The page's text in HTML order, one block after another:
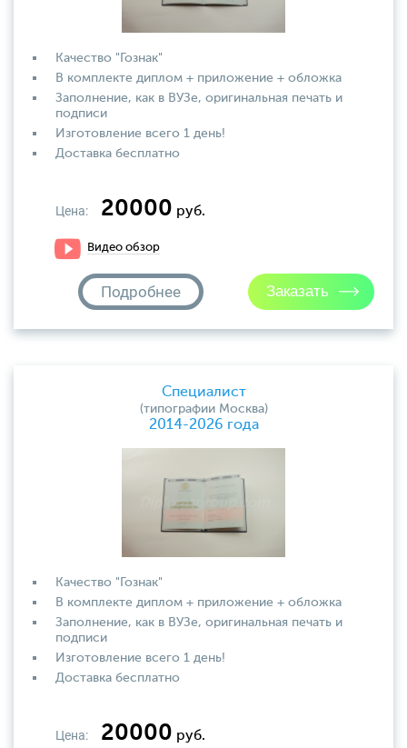
Качество "Гознак"
В комплекте диплом + приложение + обложка
Заполнение, как в ВУЗе, оригинальная печать и
подписи
Изготовление всего 1 день!
Доставка бесплатно
Цена: 20000 руб.
Видео обзор
Подробнее
Специалист
(типографии Москва)
2014-2026 года
Качество "Гознак"
В комплекте диплом + приложение + обложка
Заполнение, как в ВУЗе, оригинальная печать и
подписи
Изготовление всего 1 день!
Доставка бесплатно
Цена: 20000 руб.